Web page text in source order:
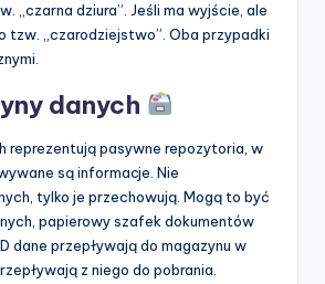
„czarna dziura”. Jeśli ma wyjście, ale
tzw. „czarodziejstwo”. Oba przypadki
danych
reprezentują pasywne repozytoria, w
są informacje. Nie
tylko je przechowują. Mogą to być
papierowy szafek dokumentów
dane przepływają do magazynu w
z niego do pobrania.